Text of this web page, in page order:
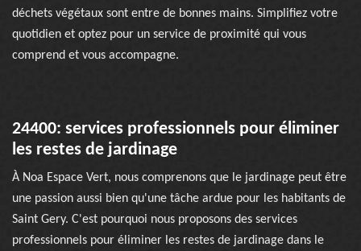
déchets végétaux sont entre de bonnes mains. Simplifiez votre
quotidien et optez pour un service de proximité qui vous
comprend et vous accompagne.
24400: services professionnels pour éliminer
les restes de jardinage
À Noa Espace Vert, nous comprenons que le jardinage peut être
une passion aussi bien qu'une tâche ardue pour les habitants de
Saint Gery. C'est pourquoi nous proposons des services
professionnels pour éliminer les restes de jardinage dans le